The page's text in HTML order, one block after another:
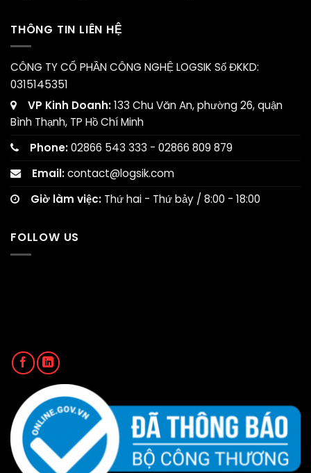
THÔNG TIN LIÊN HỆ
CÔNG TY CỔ PHẦN CÔNG NGHỆ LOGSIK Số ĐKKD:
0315145351
VP Kinh Doanh:133 Chu Văn An, phường 26, quận
Bình Thạnh, TP Hồ Chí Minh
Phone:02866 543 333 - 02866 809 879
Email:contact@logsik.com
Giờ làm việc: Thứ hai - Thứ bảy / 8:00 - 18:00
FOLLOW US